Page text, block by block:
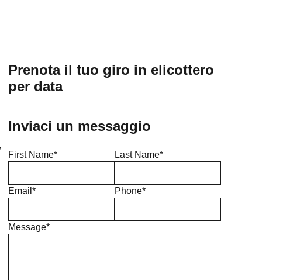
Prenota il tuo giro in elicottero
per data
Inviaci un messaggio
First Name* Last Name*
Email* Phone*
Message*